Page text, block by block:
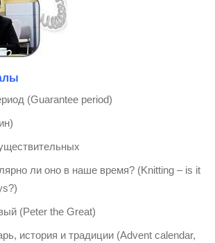
(Guarantee period)
ли оно в наше время? (Knitting – is it
(Peter the Great)
история и традиции (Advent calendar,